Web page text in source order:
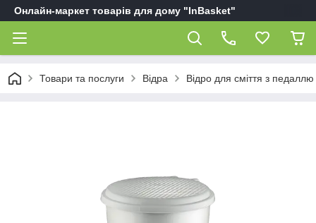
Онлайн-маркет товарів для дому "InBasket"
Товари та послуги Відра Відро для сміття з